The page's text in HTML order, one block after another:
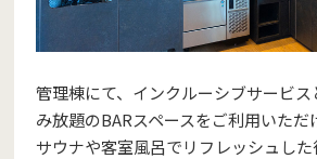
管理棟にて、インクルーシブサービ
み放題のBARスペースをご利用いただ
サウナや客室風呂でリフレッシュし